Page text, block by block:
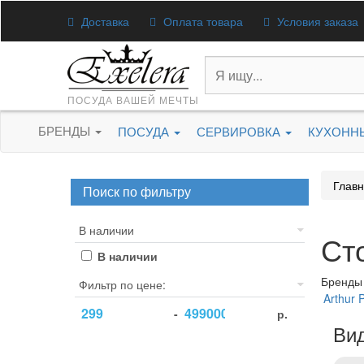
Доставка Оплата товара Условия заказа
ПОСУДА ВАШЕЙ МЕЧТЫ
БРЕНДЫ ПОСУДА СЕРВИРОВКА
Поиск по фильтру
В наличии
В наличии
Фильтр по цене:
-
р.
Бренды
Arthur